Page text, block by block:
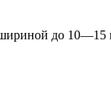
до 10—15